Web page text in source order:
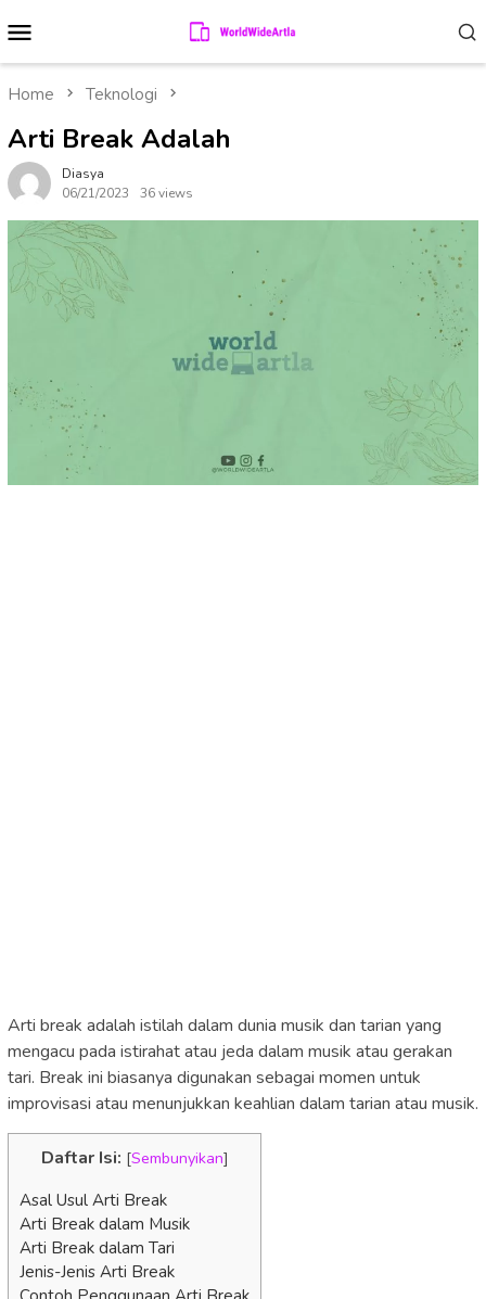
to
contentMenu
Home Teknologi
Arti Break Adalah
Diasya
06/21/2023
36 views
Arti break adalah istilah dalam dunia musik dan tarian yang
mengacu pada istirahat atau jeda dalam musik atau gerakan
tari. Break ini biasanya digunakan sebagai momen untuk
improvisasi atau menunjukkan keahlian dalam tarian atau musik.
Daftar Isi: [Sembunyikan]
Asal Usul Arti Break
Arti Break dalam Musik
Arti Break dalam Tari
Jenis-Jenis Arti Break